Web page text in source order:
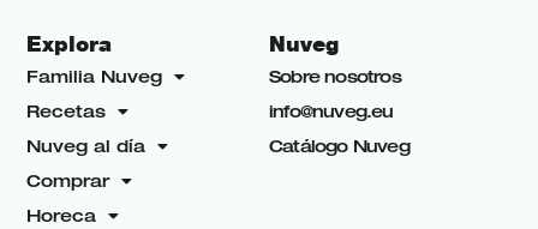
Explora
Familia Nuveg
Recetas
Nuveg al día
Comprar
Horeca
Nuveg
Sobre nosotros
info@nuveg.eu
Catálogo Nuveg